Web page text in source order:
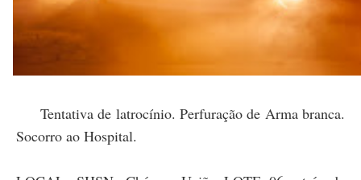
Tentativa de latrocínio. Perfuração de Arma branca.
Socorro ao Hospital.